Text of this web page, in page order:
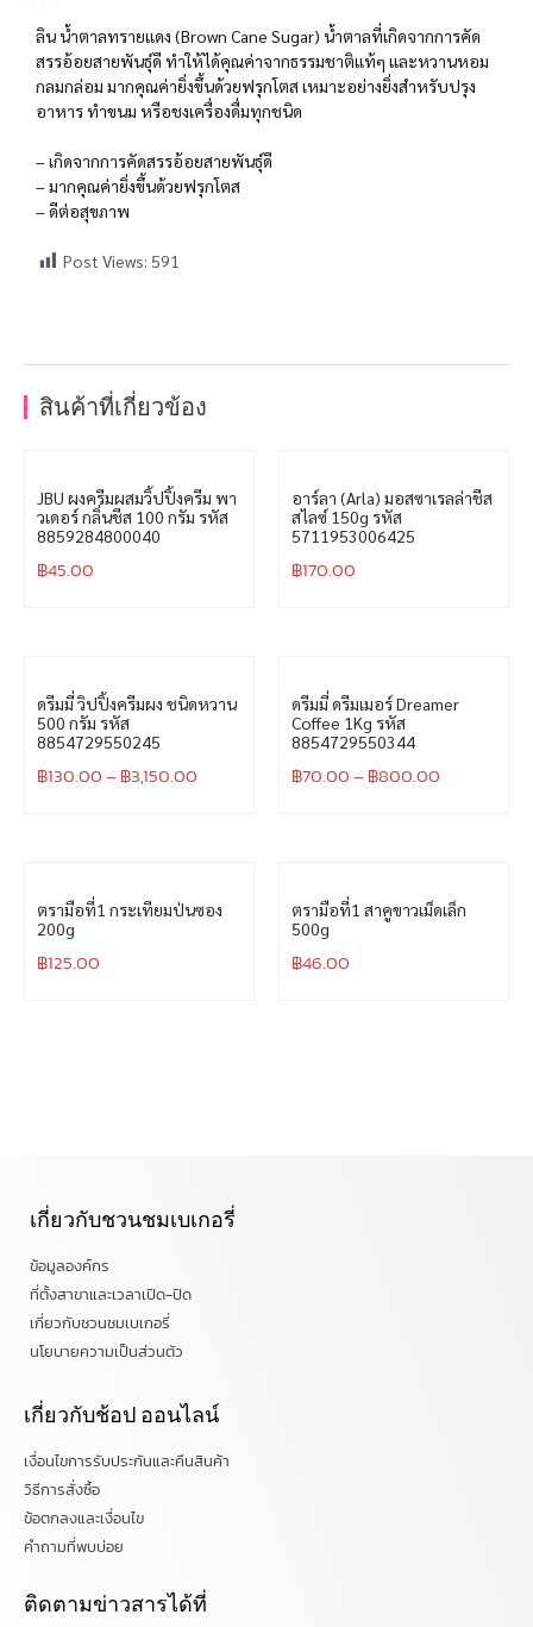
ลิน น้ำตาลทรายแดง (Brown Cane Sugar) น้ำตาลที่เกิดจากการคัด
สรรอ้อยสายพันธุ์ดี ทำให้ได้คุณค่าจากธรรมชาติแท้ๆ และหวานหอม
กลมกล่อม มากคุณค่ายิ่งขึ้นด้วยฟรุกโตส เหมาะอย่างยิ่งสำหรับปรุง
อาหาร ทำขนม หรือชงเครื่องดื่มทุกชนิด
– เกิดจากการคัดสรรอ้อยสายพันธุ์ดี
– มากคุณค่ายิ่งขึ้นด้วยฟรุกโตส
– ดีต่อสุขภาพ
Post Views: 591
สินค้าที่เกี่ยวข้อง
JBU ผงครีมผสมวิ้ปปิ้งครีม พา
วเดอร์ กลิ่นชีส 100 กรัม รหัส
8859284800040
฿45.00
อาร์ลา (Arla) มอสซาเรลล่าชีส
สไลซ์ 150g รหัส
5711953006425
฿170.00
ดรีมมี่ วิปปิ้งครีมผง ชนิดหวาน
500 กรัม รหัส
8854729550245
฿130.00– ฿3,150.00
ดรีมมี่ ดรีมเมอร์ Dreamer
Coffee 1Kg รหัส
8854729550344
฿70.00– ฿800.00
ตรามือที่1 กระเทียมป่นซอง
200g
฿125.00
ตรามือที่1 สาคูขาวเม็ดเล็ก
500g
฿46.00
เกี่ยวกับชวนชมเบเกอรี่
ข้อมูลองค์กร
ที่ตั้งสาขาและเวลาเปิด-ปิด
เกี่ยวกับชวนชมเบเกอรี่
นโยบายความเป็นส่วนตัว
เกี่ยวกับช้อป ออนไลน์
เงื่อนไขการรับประกันและคืนสินค้า
วิธีการสั่งซื้อ
ข้อตกลงและเงื่อนไข
คำถามที่พบบ่อย
ติดตามข่าวสารได้ที่